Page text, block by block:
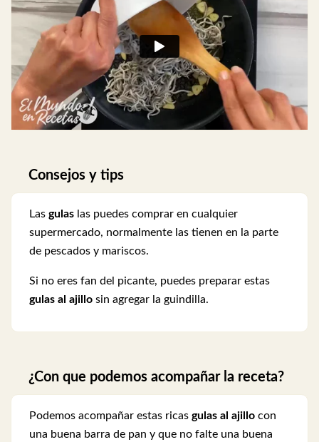
Consejos y tips
Las gulas las puedes comprar en cualquier
supermercado, normalmente las tienen en la parte
de pescados y mariscos.
Si no eres fan del picante, puedes preparar estas
gulas al ajillo sin agregar la guindilla.
¿Con que podemos acompañar la receta?
Podemos acompañar estas ricas gulas al ajillo con
una buena barra de pan y que no falte una buena